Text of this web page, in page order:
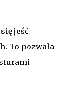
jeść
To pozwala